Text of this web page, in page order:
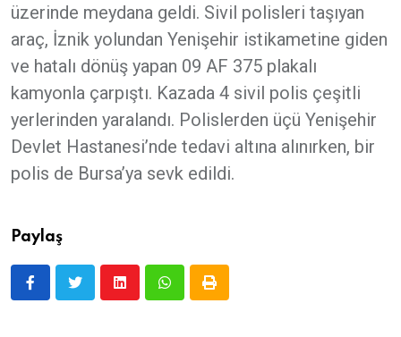
üzerinde meydana geldi. Sivil polisleri taşıyan
araç, İznik yolundan Yenişehir istikametine giden
ve hatalı dönüş yapan 09 AF 375 plakalı
kamyonla çarpıştı. Kazada 4 sivil polis çeşitli
yerlerinden yaralandı. Polislerden üçü Yenişehir
Devlet Hastanesi’nde tedavi altına alınırken, bir
polis de Bursa’ya sevk edildi.
Paylaş